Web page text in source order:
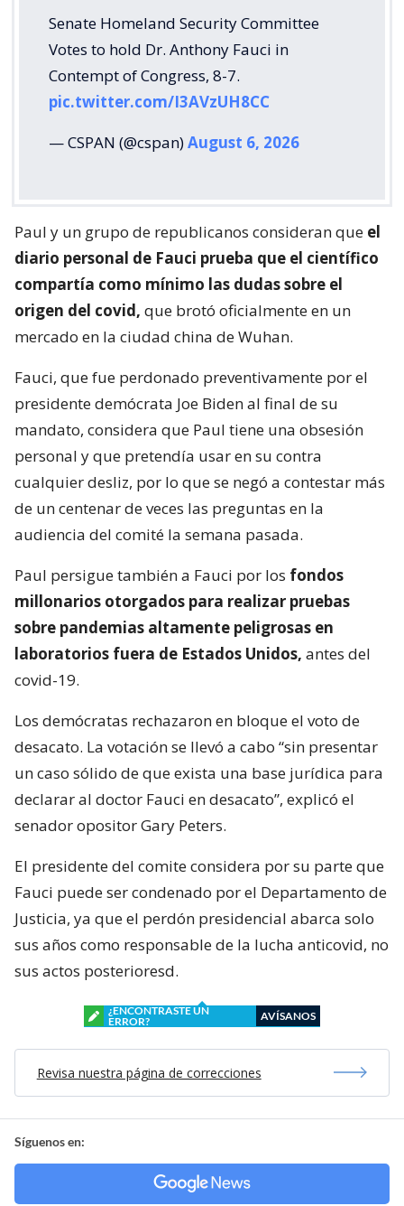
Senate Homeland Security Committee
Votes to hold Dr. Anthony Fauci in
Contempt of Congress, 8-7.
pic.twitter.com/I3AVzUH8CC
— CSPAN (@cspan)August 6, 2026
Paul y un grupo de republicanos consideran que el
diario personal de Fauci prueba que el científico
compartía como mínimo las dudas sobre el
origen del covid, que brotó oficialmente en un
mercado en la ciudad china de Wuhan.
Fauci, que fue perdonado preventivamente por el
presidente demócrata Joe Biden al final de su
mandato, considera que Paul tiene una obsesión
personal y que pretendía usar en su contra
cualquier desliz, por lo que se negó a contestar más
de un centenar de veces las preguntas en la
audiencia del comité la semana pasada.
Paul persigue también a Fauci por los fondos
millonarios otorgados para realizar pruebas
sobre pandemias altamente peligrosas en
laboratorios fuera de Estados Unidos, antes del
covid-19.
Los demócratas rechazaron en bloque el voto de
desacato. La votación se llevó a cabo “sin presentar
un caso sólido de que exista una base jurídica para
declarar al doctor Fauci en desacato”, explicó el
senador opositor Gary Peters.
El presidente del comite considera por su parte que
Fauci puede ser condenado por el Departamento de
Justicia, ya que el perdón presidencial abarca solo
sus años como responsable de la lucha anticovid, no
sus actos posterioresd.
¿ENCONTRASTE UN
ERROR?
AVÍSANOS
Revisa nuestra página de correcciones
Síguenos en: